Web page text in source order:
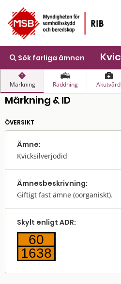
Sök farliga ämnen
Märkning Räddning Akutvård
Märkning & ID
ÖVERSIKT
Ämne:
Kvicksilverjodid
Ämnes­beskrivning:
Giftigt fast ämne (oorganiskt).
Skylt enligt ADR:
60
1638